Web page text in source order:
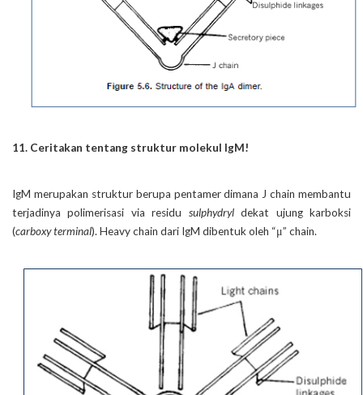
11. Ceritakan tentang struktur molekul IgM!
IgM merupakan struktur berupa pentamer dimana J chain membantu
terjadinya polimerisasi via residu sulphydryldekat ujung karboksi
(carboxy terminal). Heavy chain dari IgM dibentuk oleh “μ” chain.